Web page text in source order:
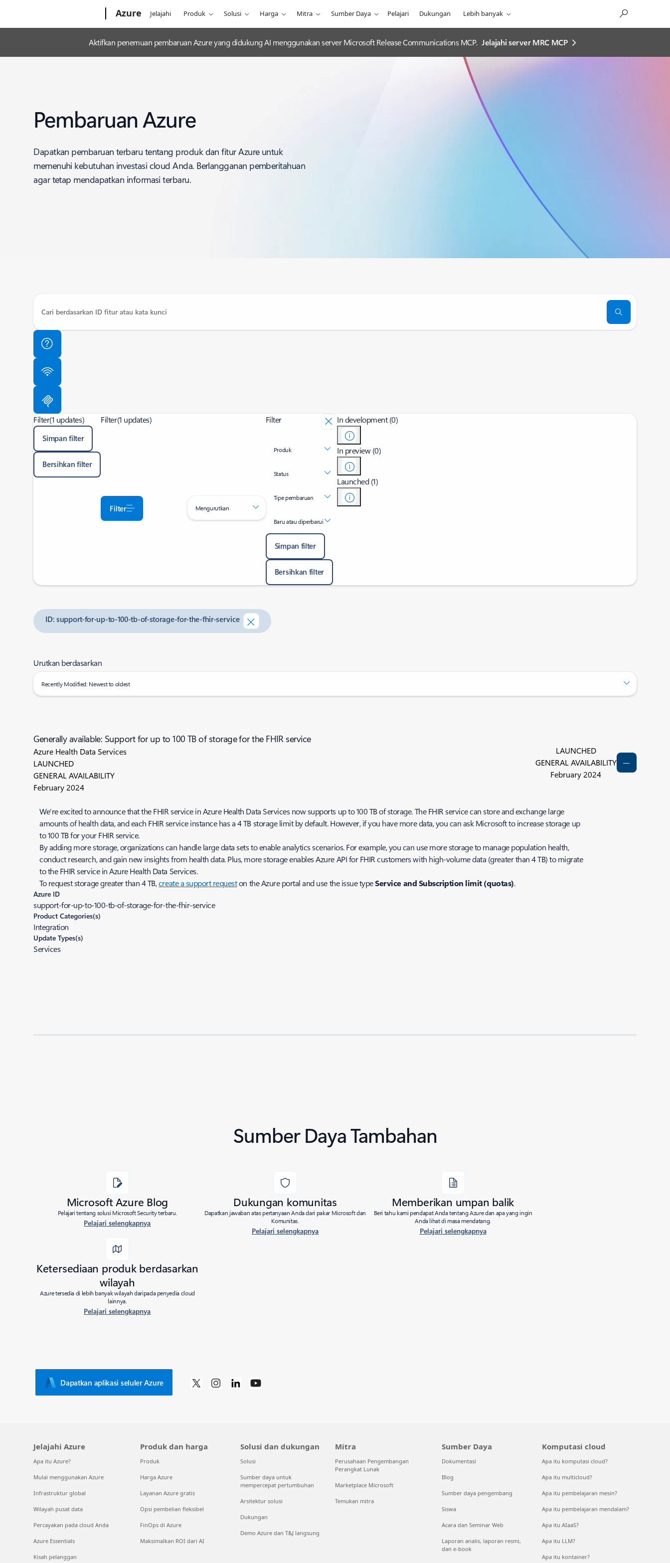
Azure Jelajahi Produk Solusi Harga Mitra Sumber Daya Pelajari Dukungan Lebih banyak
Aktifkan penemuan pembaruan Azure yang didukung AI menggunakan server Microsoft Release Communications MCP. Jelajahi server MRC MCP
Pembaruan Azure
Dapatkan pembaruan terbaru tentang produk dan fitur Azure untuk
memenuhi kebutuhan investasi cloud Anda. Berlangganan pemberitahuan
agar tetap mendapatkan informasi terbaru.
Filter(1 updates)
Simpan filter
Bersihkan filter
Filter(1 updates)
Filter Mengurutkan
Filter
Produk
Status
Tipe pembaruan
Baru atau diperbarui
Simpan filter
Bersihkan filter
In development (0)
In preview (0)
Launched (1)
ID: support-for-up-to-100-tb-of-storage-for-the-fhir-service
Urutkan berdasarkan
Recently Modified: Newest to oldest
Generally available: Support for up to 100 TB of storage for the FHIR service
Azure Health Data Services
LAUNCHED
GENERAL AVAILABILITY
February 2024
LAUNCHED
GENERAL AVAILABILITY
February 2024
We're excited to announce that the FHIR service in Azure Health Data Services now supports up to 100 TB of storage. The FHIR service can store and exchange large
amounts of health data, and each FHIR service instance has a 4 TB storage limit by default. However, if you have more data, you can ask Microsoft to increase storage up
to 100 TB for your FHIR service.
By adding more storage, organizations can handle large data sets to enable analytics scenarios. For example, you can use more storage to manage population health,
conduct research, and gain new insights from health data. Plus, more storage enables Azure API for FHIR customers with high-volume data (greater than 4 TB) to migrate
to the FHIR service in Azure Health Data Services.
To request storage greater than 4 TB,create a support requeston the Azure portal and use the issue typeService and Subscription limit (quotas).
Azure ID
support-for-up-to-100-tb-of-storage-for-the-fhir-service
Product Categories(s)
Integration
Update Types(s)
Services
Sumber Daya Tambahan
Microsoft Azure Blog
Pelajari tentang solusi Microsoft Security terbaru.
Pelajari selengkapnya
Dukungan komunitas
Dapatkan jawaban atas pertanyaan Anda dari pakar Microsoft dan
Komunitas.
Pelajari selengkapnya
Memberikan umpan balik
Beri tahu kami pendapat Anda tentang Azure dan apa yang ingin
Anda lihat di masa mendatang.
Pelajari selengkapnya
Ketersediaan produk berdasarkan
wilayah
Azure tersedia di lebih banyak wilayah daripada penyedia cloud
lainnya.
Pelajari selengkapnya
Dapatkan aplikasi seluler Azure
Jelajahi Azure
Apa itu Azure?
Mulai menggunakan Azure
Infrastruktur global
Wilayah pusat data
Percayakan pada cloud Anda
Azure Essentials
Kisah pelanggan
Produk dan harga
Produk
Harga Azure
Layanan Azure gratis
Opsi pembelian fleksibel
FinOps di Azure
Maksimalkan ROI dari AI
Solusi dan dukungan
Solusi
Sumber daya untuk
mempercepat pertumbuhan
Arsitektur solusi
Dukungan
Demo Azure dan T&J langsung
Mitra
Perusahaan Pengembangan
Perangkat Lunak
Marketplace Microsoft
Temukan mitra
Sumber Daya
Dokumentasi
Blog
Sumber daya pengembang
Siswa
Acara dan Seminar Web
Laporan analis, laporan resmi,
dan e-book
Komputasi cloud
Apa itu komputasi cloud?
Apa itu multicloud?
Apa itu pembelajaran mesin?
Apa itu pembelajaran mendalam?
Apa itu AIaaS?
Apa itu LLM?
Apa itu kontainer?